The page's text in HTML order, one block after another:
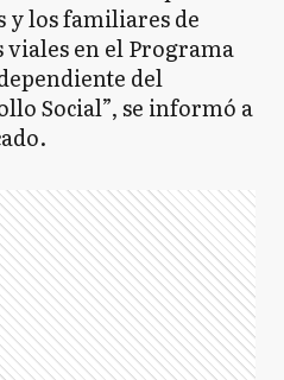
los familiares de
en el Programa
del
Social”, se informó a